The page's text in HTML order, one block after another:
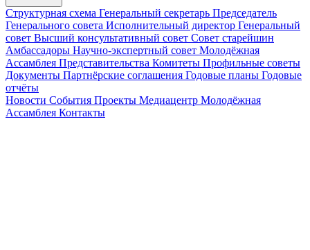
Структурная схема Генеральный секретарь Председатель
Генерального совета Исполнительный директор Генеральный
совет Высший консультативный совет Совет старейшин
Амбассадоры Научно-экспертный совет Молодёжная
Ассамблея Представительства Комитеты Профильные советы
Документы Партнёрские соглашения Годовые планы Годовые
отчёты
Новости События Проекты Медиацентр Молодёжная
Ассамблея Контакты